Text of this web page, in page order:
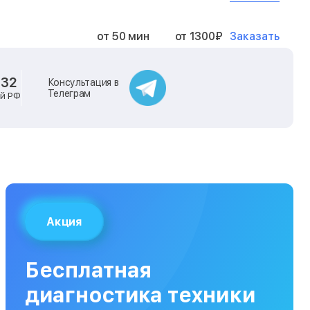
от 50 мин от 1300₽ Заказать
от 40 мин
от 40 мин
от 120 мин
РФ
Консультация в
Телеграм
Акция
Бесплатная
диагностика техники